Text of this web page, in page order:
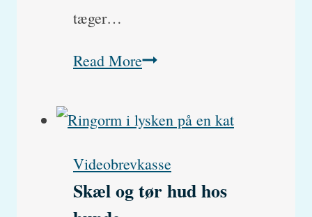
tæger…
Read MoreTæger
flåter?
er
forskellen?
Videobrevkasse
Skæl og tør hud hos